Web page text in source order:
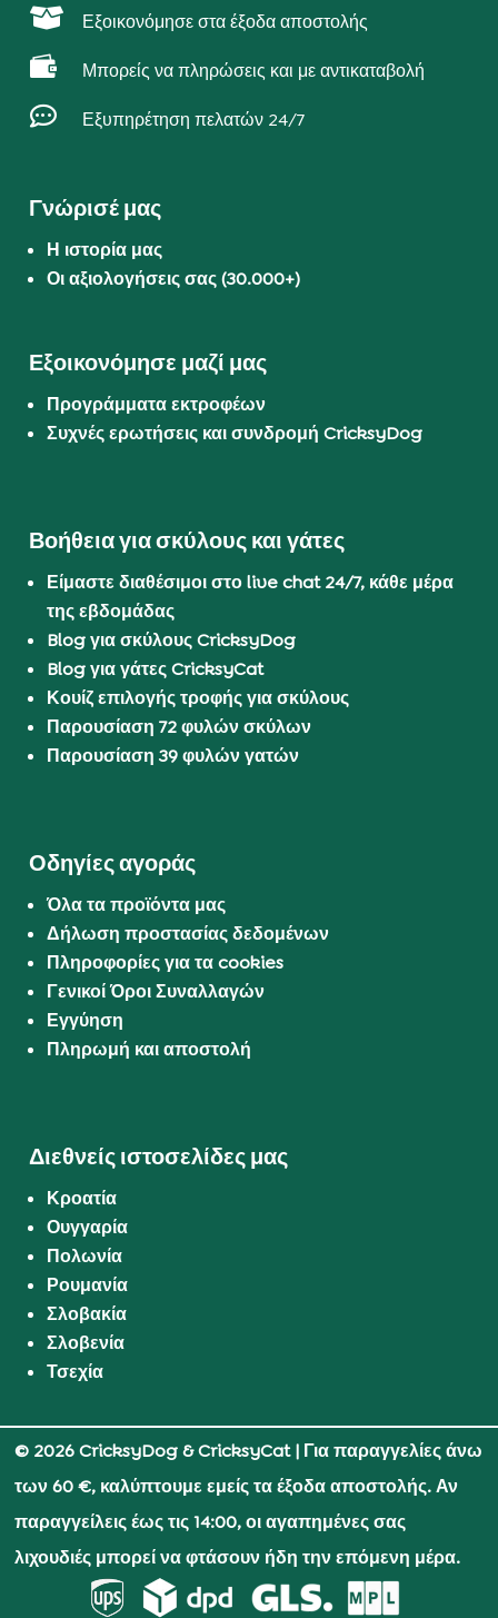
 Εξοικονόμησε στα έξοδα αποστολής
 Μπορείς να πληρώσεις και με αντικαταβολή
 Εξυπηρέτηση πελατών 24/7
Γνώρισέ μας
Η ιστορία μας
Οι αξιολογήσεις σας (30.000+)
Εξοικονόμησε μαζί μας
Προγράμματα εκτροφέων
Συχνές ερωτήσεις και συνδρομή CricksyDog
Βοήθεια για σκύλους και γάτες
Είμαστε διαθέσιμοι στο live chat 24/7, κάθε μέρα
της εβδομάδας
Blog για σκύλους CricksyDog
Blog για γάτες CricksyCat
Κουίζ επιλογής τροφής για σκύλους
Παρουσίαση 72 φυλών σκύλων
Παρουσίαση 39 φυλών γατών
Οδηγίες αγοράς
Όλα τα προϊόντα μας
Δήλωση προστασίας δεδομένων
Πληροφορίες για τα cookies
Γενικοί Όροι Συναλλαγών
Εγγύηση
Πληρωμή και αποστολή
Διεθνείς ιστοσελίδες μας
Κροατία
Ουγγαρία
Πολωνία
Ρουμανία
Σλοβακία
Σλοβενία
Τσεχία
© 2026 CricksyDog & CricksyCat| Για παραγγελίες άνω
των 60 €, καλύπτουμε εμείς τα έξοδα αποστολής. Αν
παραγγείλεις έως τις 14:00, οι αγαπημένες σας
λιχουδιές μπορεί να φτάσουν ήδη την επόμενη μέρα.